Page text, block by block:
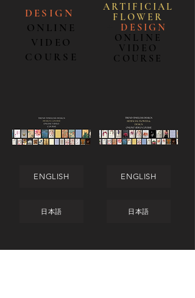
DESIGN
ONLINE
VIDEO
COURSE
ARTIFICIAL
FLOWE R
DESIGN
ONLINE
VIDEO
COURSE
ENGLISH
日本語
ENGLISH
日本語